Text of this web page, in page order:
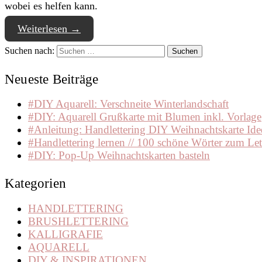
wobei es helfen kann.
Weiterlesen →
Suchen nach:
Neueste Beiträge
#DIY Aquarell: Verschneite Winterlandschaft
#DIY: Aquarell Grußkarte mit Blumen inkl. Vorlage
#Anleitung: Handlettering DIY Weihnachtskarte
#Handlettering lernen // 100 schöne Wörter zum
#DIY: Pop-Up Weihnachtskarten basteln
Kategorien
HANDLETTERING
BRUSHLETTERING
KALLIGRAFIE
AQUARELL